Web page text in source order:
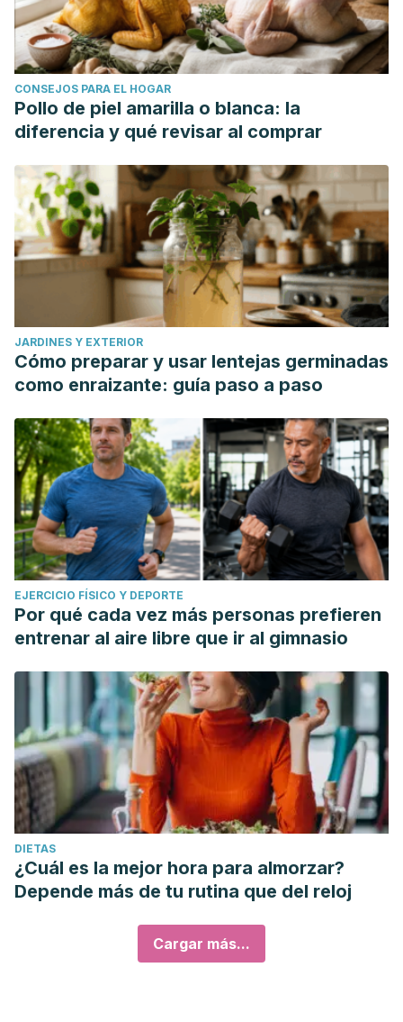
CONSEJOS PARA EL HOGAR
Pollo de piel amarilla o blanca: la
diferencia y qué revisar al comprar
JARDINES Y EXTERIOR
Cómo preparar y usar lentejas germinadas
como enraizante: guía paso a paso
EJERCICIO FÍSICO Y DEPORTE
Por qué cada vez más personas prefieren
entrenar al aire libre que ir al gimnasio
DIETAS
¿Cuál es la mejor hora para almorzar?
Depende más de tu rutina que del reloj
Cargar más...